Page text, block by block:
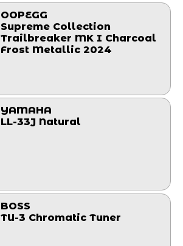
OOPEGG
Supreme Collection
Trailbreaker MK I Charcoal
Frost Metallic 2024
YAMAHA
LL-33J Natural
BOSS
TU-3 Chromatic Tuner